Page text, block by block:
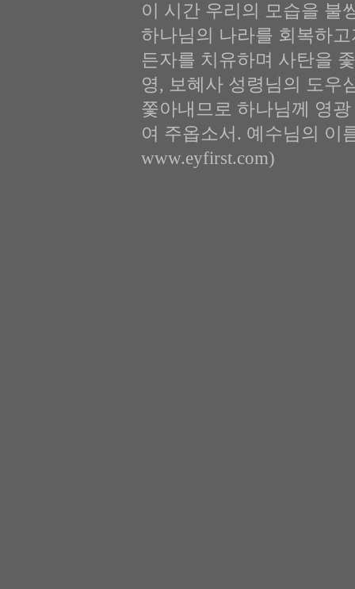
이 시간 우리의 모습을 불
하나님의 나라를 회복하
든자를 치유하며 사탄을
영, 보혜사 성령님의 도우
쫓아내므로 하나님께 영
여 주옵소서. 예수님의 이
www.eyfirst.com)